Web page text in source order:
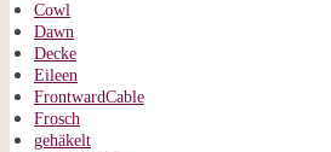
Cowl
Dawn
Decke
Eileen
FrontwardCable
Frosch
gehäkelt